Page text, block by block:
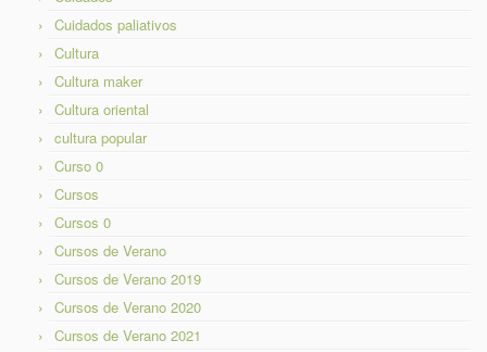
Cuidados paliativos
Cultura
Cultura maker
Cultura oriental
cultura popular
Curso 0
Cursos
Cursos 0
Cursos de Verano
Cursos de Verano 2019
Cursos de Verano 2020
Cursos de Verano 2021